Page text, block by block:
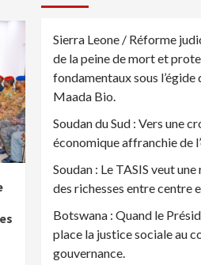
Sierra Leone / Réforme
de la peine de mort et
fondamentaux sous l’égide
Maada Bio.
Soudan du Sud : Vers une
économique affranchie de
Soudan : Le TASIS veut
des richesses entre centre
Botswana : Quand le
place la justice sociale au
gouvernance.